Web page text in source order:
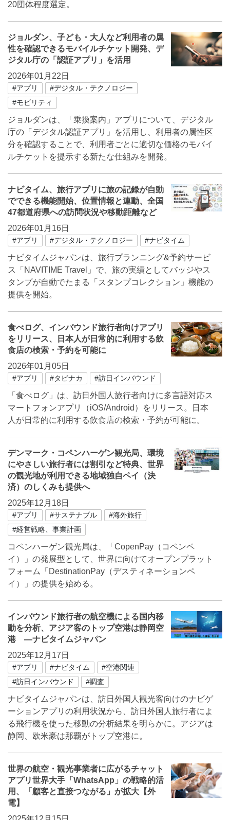
20団体程度選定。
ジョルダン、子ども・大人など利用者の属
性を確認できるモバイルチケット開発、デ
ジタル庁の「認証アプリ」を活用
2026年01月22日
#アプリ
#デジタル・テクノロジー
#モビリティ
ジョルダンは、「乗換案内」アプリについて、デジタル
庁の「デジタル認証アプリ」を活用し、利用者の属性区
分を確認することで、利用者ごとに適切な価格のモバイ
ルチケットを提示する新たな仕組みを開発。
ナビタイム、旅行アプリに旅の記録が自動
でできる機能開始、位置情報と連動、全国
47都道府県への訪問状況や移動距離など
2026年01月16日
#アプリ #デジタル・テクノロジー #ナビタイム
ナビタイムジャパンは、旅行プランニング&予約サービ
ス「NAVITIME Travel」で、旅の実績としてバッジやス
タンプが自動でたまる「スタンプコレクション」機能の
提供を開始。
食べログ、インバウンド旅行者向けアプリ
をリリース、日本人が日常的に利用する飲
食店の検索・予約を可能に
2026年01月05日
#アプリ #タビナカ #訪日インバウンド
「食べログ」は、訪日外国人旅行者向けに多言語対応ス
マートフォンアプリ（iOS/Android）をリリース。日本
人が日常的に利用する飲食店の検索・予約が可能に。
デンマーク・コペンハーゲン観光局、環境
にやさしい旅行者には割引など特典、世界
の観光地が利用できる地域独自ペイ（決
済）のしくみも提供へ
2025年12月18日
#アプリ #サステナブル
#海外旅行
#経営戦略、事業計画
コペンハーゲン観光局は、「CopenPay（コペンペ
イ）」の発展型として、世界に向けてオープンプラット
フォーム「DestinationPay（デスティネーションペ
イ）」の提供を始める。
インバウンド旅行者の航空機による国内移
動を分析、アジア客のトップ空港は静岡空
港 ―ナビタイムジャパン
2025年12月17日
#アプリ #ナビタイム
#空港関連
#訪日インバウンド
#調査
ナビタイムジャパンは、訪日外国人観光客向けのナビゲ
ーションアプリの利用状況から、訪日外国人旅行者によ
る飛行機を使った移動の分析結果を明らかに。アジアは
静岡、欧米豪は那覇がトップ空港に。
世界の航空・観光事業者に広がるチャット
アプリ世界大手「WhatsApp」の戦略的活
用、「顧客と直接つながる」が拡大【外
電】